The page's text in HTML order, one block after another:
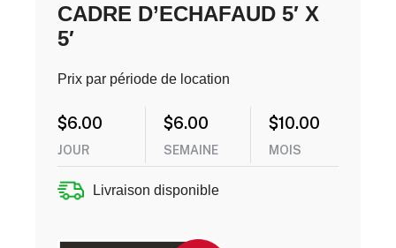
CADRE D’ECHAFAUD 5′ X
5′
Prix par période de location
$6.00
JOUR
$6.00
SEMAINE
$10.00
MOIS
Livraison disponible